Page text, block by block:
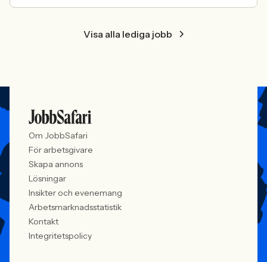
Visa alla lediga jobb
Om JobbSafari
För arbetsgivare
Skapa annons
Lösningar
Insikter och evenemang
Arbetsmarknadsstatistik
Kontakt
Integritetspolicy